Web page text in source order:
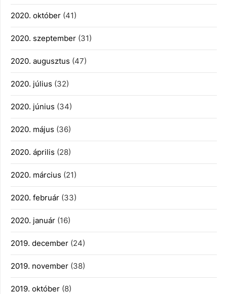
2020. október (41)
2020. szeptember (31)
2020. augusztus (47)
2020. július (32)
2020. június (34)
2020. május (36)
2020. április (28)
2020. március (21)
2020. február (33)
2020. január (16)
2019. december (24)
2019. november (38)
2019. október (8)